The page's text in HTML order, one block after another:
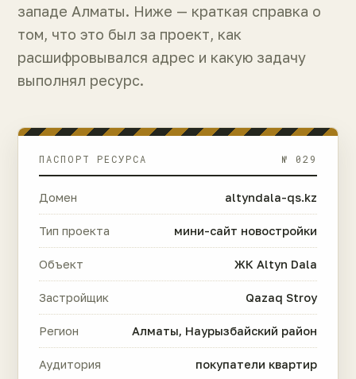
западе Алматы. Ниже — краткая справка о
том, что это был за проект, как
расшифровывался адрес и какую задачу
выполнял ресурс.
ПАСПОРТ РЕСУРСА № 029
Домен altyndala-qs.kz
Тип проекта мини-сайт новостройки
Объект ЖК Altyn Dala
Застройщик Qazaq Stroy
Регион Алматы, Наурызбайский район
Аудитория покупатели квартир